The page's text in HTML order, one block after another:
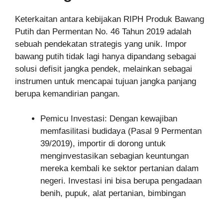
Keterkaitan antara kebijakan RIPH Produk Bawang
Putih dan Permentan No. 46 Tahun 2019 adalah
sebuah pendekatan strategis yang unik. Impor
bawang putih tidak lagi hanya dipandang sebagai
solusi defisit jangka pendek, melainkan sebagai
instrumen untuk mencapai tujuan jangka panjang
berupa kemandirian pangan.
Pemicu Investasi: Dengan kewajiban
memfasilitasi budidaya (Pasal 9 Permentan
39/2019), importir di dorong untuk
menginvestasikan sebagian keuntungan
mereka kembali ke sektor pertanian dalam
negeri. Investasi ini bisa berupa pengadaan
benih, pupuk, alat pertanian, bimbingan